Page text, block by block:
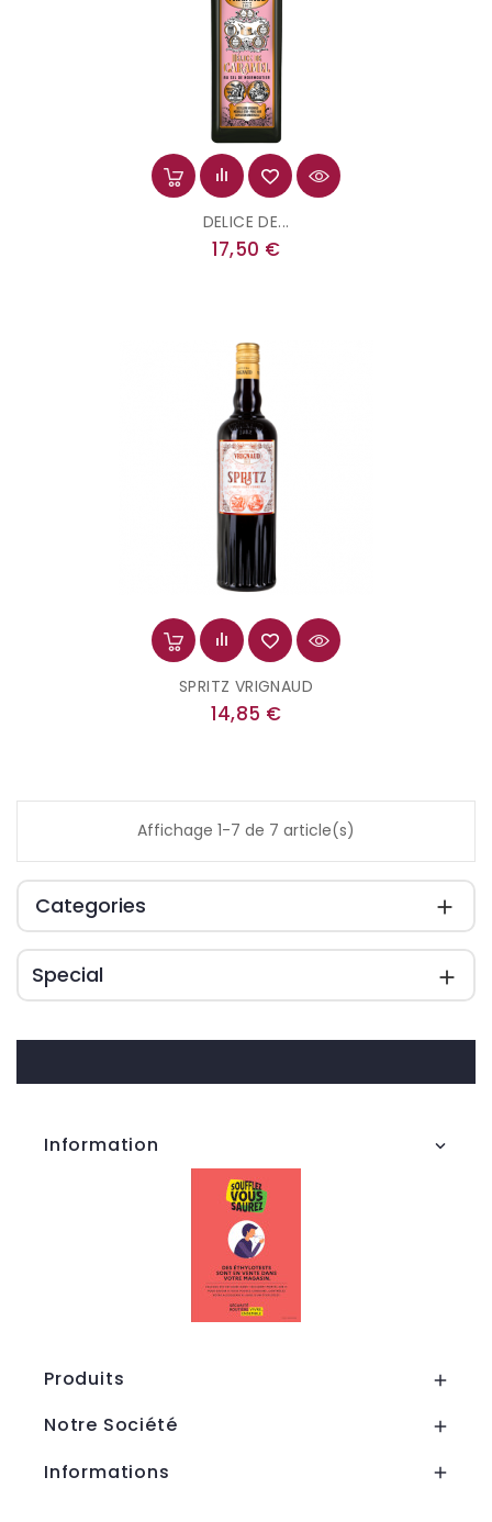
DELICE DE...
Prix
17,50 €
SPRITZ VRIGNAUD
Prix
14,85 €
Affichage 1-7 de 7 article(s)
Categories 
Special 
Information 
Produits 
Notre Société 
Informations 